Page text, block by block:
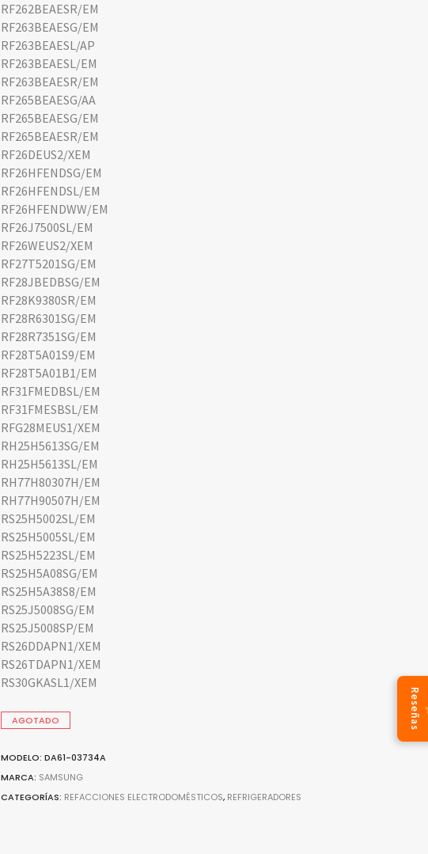
RF262BEAESR/EM
RF263BEAESG/EM
RF263BEAESL/AP
RF263BEAESL/EM
RF263BEAESR/EM
RF265BEAESG/AA
RF265BEAESG/EM
RF265BEAESR/EM
RF26DEUS2/XEM
RF26HFENDSG/EM
RF26HFENDSL/EM
RF26HFENDWW/EM
RF26J7500SL/EM
RF26WEUS2/XEM
RF27T5201SG/EM
RF28JBEDBSG/EM
RF28K9380SR/EM
RF28R6301SG/EM
RF28R7351SG/EM
RF28T5A01S9/EM
RF28T5A01B1/EM
RF31FMEDBSL/EM
RF31FMESBSL/EM
RFG28MEUS1/XEM
RH25H5613SG/EM
RH25H5613SL/EM
RH77H80307H/EM
RH77H90507H/EM
RS25H5002SL/EM
RS25H5005SL/EM
RS25H5223SL/EM
RS25H5A08SG/EM
RS25H5A38S8/EM
RS25J5008SG/EM
RS25J5008SP/EM
RS26DDAPN1/XEM
RS26TDAPN1/XEM
RS30GKASL1/XEM
AGOTADO
MODELO: DA61-03734A
MARCA: SAMSUNG
CATEGORÍAS: REFACCIONES ELECTRODOMÉSTICOS, REFRIGERADORES
Reseñas